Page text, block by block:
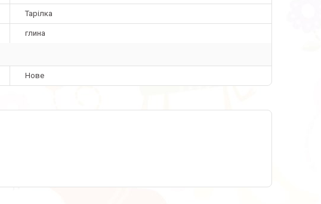
Тарілка
глина
Нове